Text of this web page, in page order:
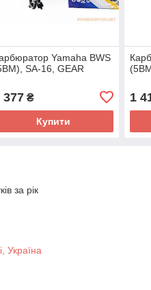
Yamaha BWS
SA-16, GEAR
377₴
Купити
1
за рік
Україна